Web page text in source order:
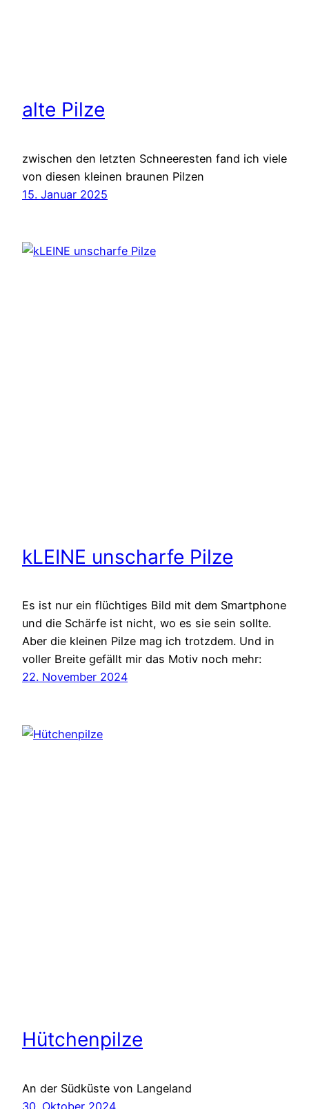
alte Pilze
zwischen den letzten Schneeresten fand ich viele
von diesen kleinen braunen Pilzen
15. Januar 2025
kLEINE unscharfe Pilze
Es ist nur ein flüchtiges Bild mit dem Smartphone
und die Schärfe ist nicht, wo es sie sein sollte.
Aber die kleinen Pilze mag ich trotzdem. Und in
voller Breite gefällt mir das Motiv noch mehr:
22. November 2024
Hütchenpilze
An der Südküste von Langeland
30. Oktober 2024